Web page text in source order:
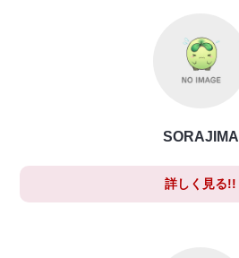
SORAJIMA
詳しく見る!!